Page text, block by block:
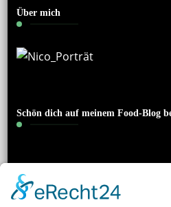
Über mich
Schön dich auf meinem Food-Blog
Hallo! Ich heiße Nico und bin